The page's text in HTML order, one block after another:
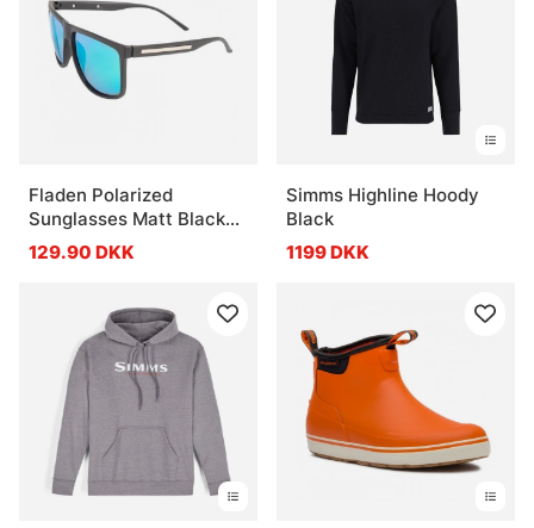
Fladen Polarized
Sunglasses Matt Black
Green/Grey Revo Lens
129.90 DKK
Simms Highline Hoody
Black
1199 DKK